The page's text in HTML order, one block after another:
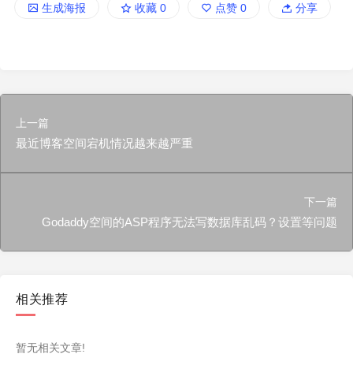
生成海报 收藏 0 点赞 0 分享
上一篇
最近博客空间宕机情况越来越严重
下一篇
Godaddy空间的ASP程序无法写数据库乱码？设置等问题
相关推荐
暂无相关文章!